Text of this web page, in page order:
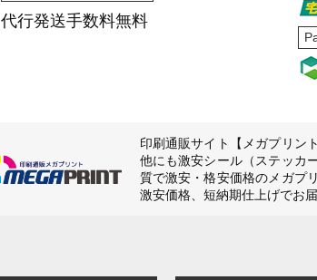
代行発送手数料無料
印刷通販サイト【メガプリン
他にも激安シール（ステッカ
質で激安・格安価格のメガプ
激安価格、短納期仕上げでお